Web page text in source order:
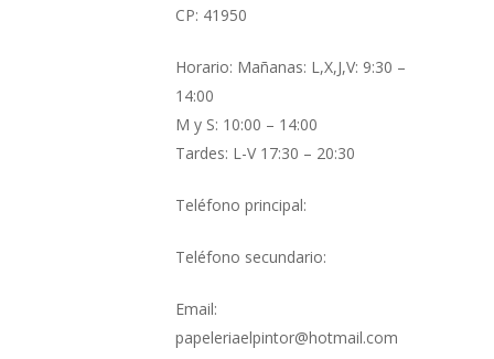
CP: 41950
Horario: Mañanas: L,X,J,V: 9:30 –
14:00
M y S: 10:00 – 14:00
Tardes: L-V 17:30 – 20:30
Teléfono principal:
Teléfono secundario:
Email:
papeleriaelpintor@hotmail.com